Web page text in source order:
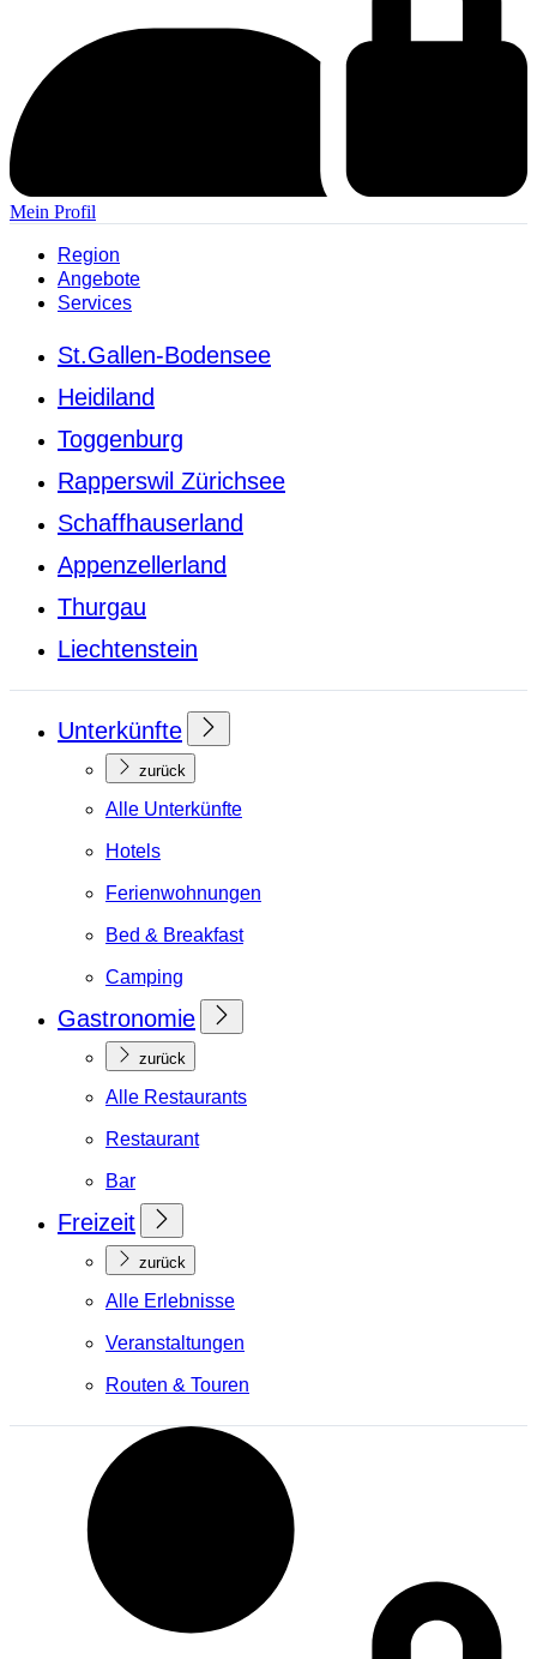
Mein Profil
Region
Angebote
Services
St.Gallen-Bodensee
Heidiland
Toggenburg
Rapperswil Zürichsee
Schaffhauserland
Appenzellerland
Thurgau
Liechtenstein
Unterkünfte
zurück
Alle Unterkünfte
Hotels
Ferienwohnungen
Bed & Breakfast
Camping
Gastronomie
zurück
Alle Restaurants
Restaurant
Bar
Freizeit
zurück
Alle Erlebnisse
Veranstaltungen
Routen & Touren